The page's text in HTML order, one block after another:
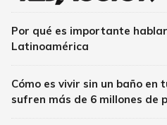
Por qué es importante
Latinoamérica
Cómo es vivir sin un baño en
sufren más de 6 millones de